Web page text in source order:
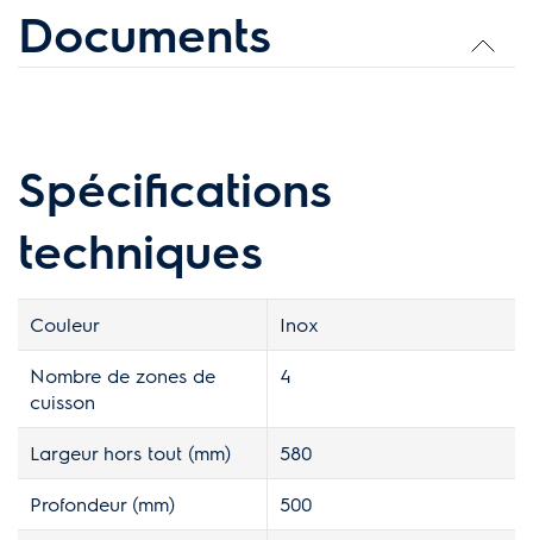
Documents
Spécifications
techniques
Couleur Inox
Nombre de zones de
cuisson
4
Largeur hors tout (mm) 580
Profondeur (mm) 500